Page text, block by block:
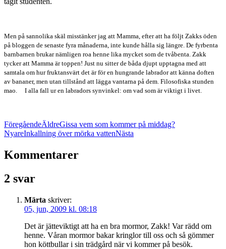
Men på sannolika skäl misstänker jag att Mamma, efter att ha följt Zakks öden
på bloggen de senaste fyra månaderna, inte kunde hålla sig längre. De fyrbenta
barnbarnen brukar nämligen roa henne lika mycket som de tvåbenta. Zakk
tycker att Mamma är toppen! Just nu sitter de båda djupt upptagna med att
samtala om hur fruktansvärt det är för en hungrande labrador att känna doften
av bananer, men utan tillstånd att lägga vantarna på dem. Filosofiska stunden
mao.
I alla fall ur en labradors synvinkel: om vad som är viktigt i livet.
FöregåendeÄldreGissa vem som kommer på middag?
NyareInkallning över mörka vattenNästa
Kommentarer
2 svar
Märta skriver:
05, jun, 2009 kl. 08:18
Det är jätteviktigt att ha en bra mormor, Zakk! Var rädd om
henne. Våran mormor bakar kringlor till oss och så gömmer
hon köttbullar i sin trädgård när vi kommer på besök.